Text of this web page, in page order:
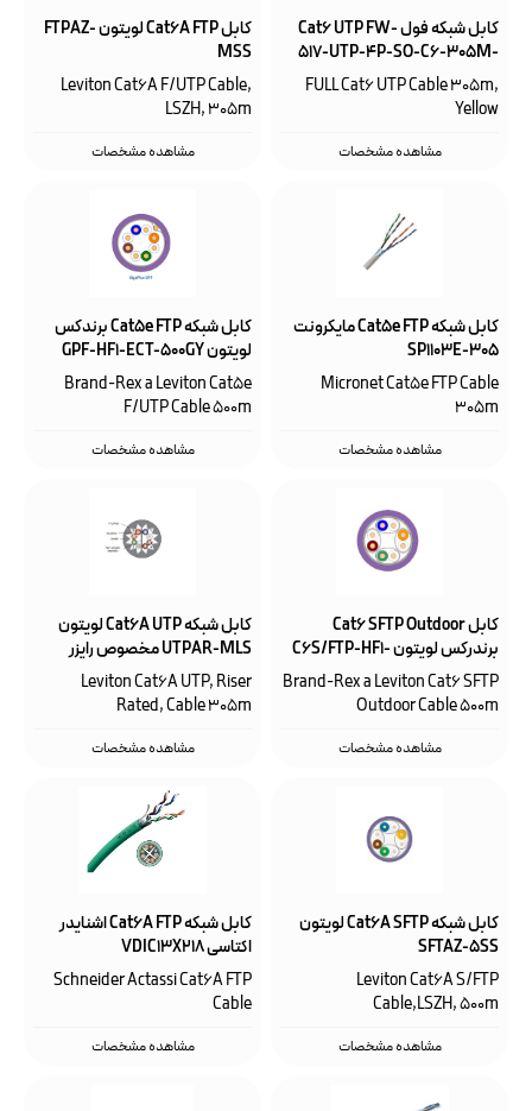
کابل شبکه فول Cat6 UTP FW-
517-UTP-4P-SO-C6-305M-
Yellow
FULL Cat6 UTP Cable 305m,
Yellow
مشاهده مشخصات
کابل Cat6A FTP لویتون FTPAZ-
MSS
Leviton Cat6A F/UTP Cable,
LSZH, 305m
مشاهده مشخصات
کابل شبکه Cat5e FTP مایکرونت
SP1103E-305
Micronet Cat5e FTP Cable
305m
مشاهده مشخصات
کابل شبکه Cat5e FTP برندکس
لویتون GPF-HF1-ECT-500GY
Brand-Rex a Leviton Cat5e
F/UTP Cable 500m
مشاهده مشخصات
کابل Cat6 SFTP Outdoor
برندرکس لویتون C6S/FTP-HF1-
X-500VT
Brand-Rex a Leviton Cat6 SFTP
Outdoor Cable 500m
مشاهده مشخصات
کابل شبکه Cat6A UTP لویتون
UTPAR-MLS مخصوص رایزر
Leviton Cat6A UTP, Riser
Rated, Cable 305m
مشاهده مشخصات
کابل شبکه Cat6A SFTP لویتون
SFTAZ-5SS
Leviton Cat6A S/FTP
Cable,LSZH, 500m
مشاهده مشخصات
کابل شبکه Cat6A FTP اشنایدر
اکتاسی VDIC13X218
Schneider Actassi Cat6A FTP
Cable
مشاهده مشخصات